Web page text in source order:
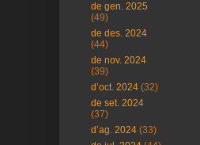
de gen. 2025
(49)
de des. 2024
(44)
de nov. 2024
(39)
d’oct. 2024 (32)
de set. 2024
(37)
d’ag. 2024 (33)